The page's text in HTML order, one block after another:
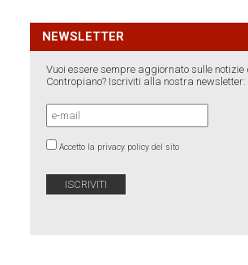
NEWSLETTER
Vuoi essere sempre aggiornato sulle notizie
Contropiano? Iscriviti alla nostra newsletter:
Accetto la privacy policy del sito